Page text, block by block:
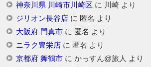
神奈川県 川崎市川崎区 に 川崎より
ジリオン長谷店に 匿名 より
大阪府 門真市に 匿名 より
ニラク豊栄店に 匿名 より
京都府 舞鶴市に かっすん@旅人 より